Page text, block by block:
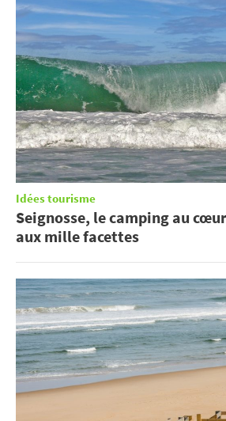
Idées tourisme
Seignosse, le camping au
aux mille facettes